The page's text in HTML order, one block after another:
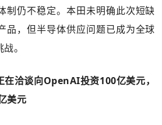
制仍不稳定。本田未明确此次短缺
品，但半导体供应问题已成为全球
。
在洽谈向OpenAI投资100亿美元，
美元